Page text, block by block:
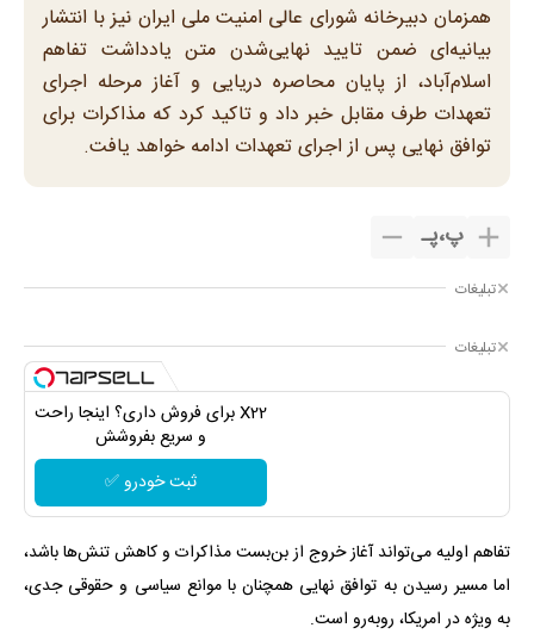
همزمان دبیرخانه شورای عالی امنیت ملی ایران نیز با انتشار
بیانیه‌ای ضمن تایید نهایی‌شدن متن یادداشت تفاهم
اسلام‌آباد، از پایان محاصره دریایی و آغاز مرحله اجرای
تعهدات طرف مقابل خبر داد و تاکید کرد که مذاکرات برای
توافق نهایی پس از اجرای تعهدات ادامه خواهد یافت.
پ،پـ
تبلیغات
تبلیغات
X22 برای فروش داری؟ اینجا راحت
و سریع بفروشش
ثبت خودرو ✅
تفاهم اولیه می‌تواند آغاز خروج از بن‌بست مذاکرات و کاهش تنش‌ها باشد،
اما مسیر رسیدن به توافق نهایی همچنان با موانع سیاسی و حقوقی جدی،
به ‌ویژه در امریکا، روبه‌رو است.